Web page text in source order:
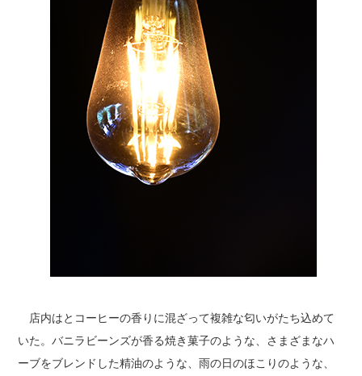
店内はとコーヒーの香りに混ざって複雑な匂いがたち込めて
いた。バニラビーンズが香る焼き菓子のような、さまざまなハ
ーブをブレンドした精油のような、雨の日のほこりのような、